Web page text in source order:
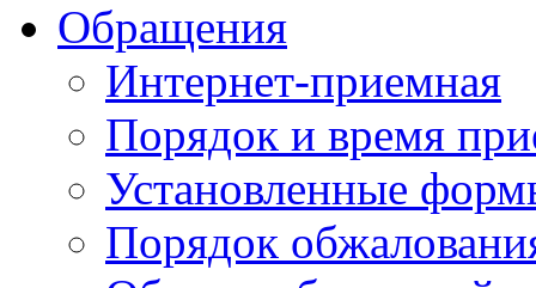
Обращения
Интернет-приемная
Порядок и время
Установленные
Порядок